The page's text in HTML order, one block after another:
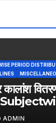
PERIOD
कालांश
ADMIN